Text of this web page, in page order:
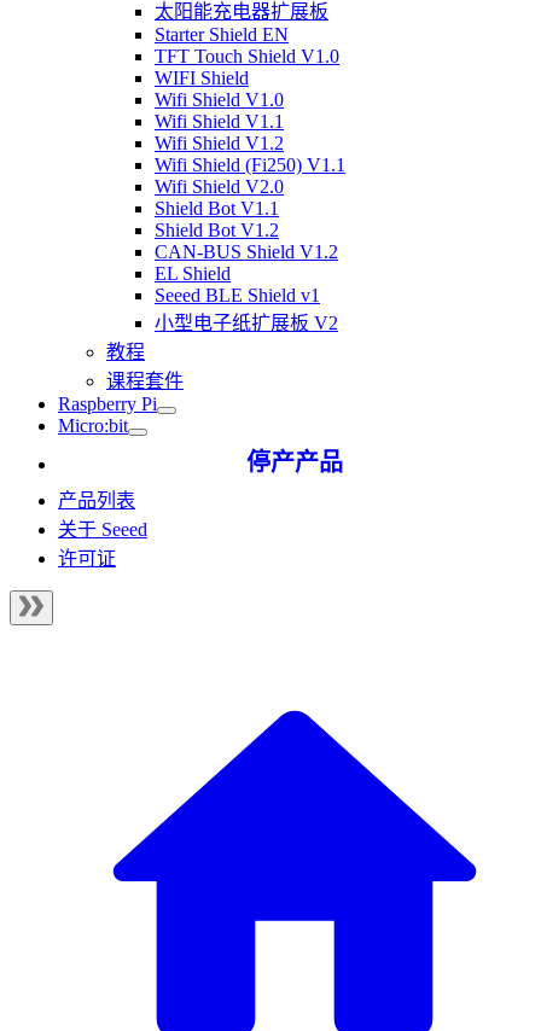
太阳能充电器扩展板
Starter Shield EN
TFT Touch Shield V1.0
WIFI Shield
Wifi Shield V1.0
Wifi Shield V1.1
Wifi Shield V1.2
Wifi Shield (Fi250) V1.1
Wifi Shield V2.0
Shield Bot V1.1
Shield Bot V1.2
CAN-BUS Shield V1.2
EL Shield
Seeed BLE Shield v1
小型电子纸扩展板 V2
教程
课程套件
Raspberry Pi
Micro:bit
停产产品
产品列表
关于 Seeed
许可证